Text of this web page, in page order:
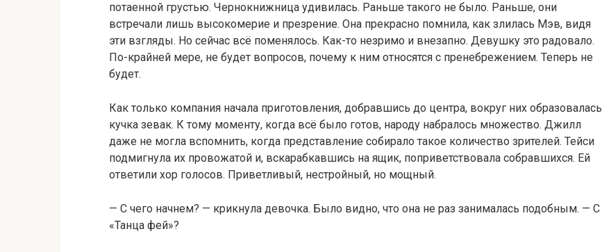
потаенной грустью. Чернокнижница удивилась. Раньше такого не было. Раньше, они
встречали лишь высокомерие и презрение. Она прекрасно помнила, как злилась Мэв, видя
эти взгляды. Но сейчас всё поменялось. Как-то незримо и внезапно. Девушку это радовало.
По-крайней мере, не будет вопросов, почему к ним относятся с пренебрежением. Теперь не
будет.
Как только компания начала приготовления, добравшись до центра, вокруг них образовалась
кучка зевак. К тому моменту, когда всё было готов, народу набралось множество. Джилл
даже не могла вспомнить, когда представление собирало такое количество зрителей. Тейси
подмигнула их провожатой и, вскарабкавшись на ящик, поприветствовала собравшихся. Ей
ответили хор голосов. Приветливый, нестройный, но мощный.
— С чего начнем? — крикнула девочка. Было видно, что она не раз занималась подобным. — С
«Танца фей»?